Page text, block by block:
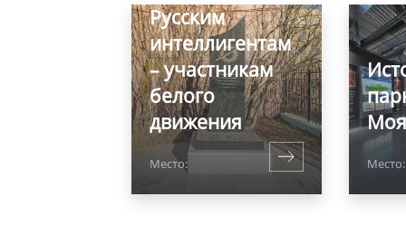
Русским
интеллигентам
– участникам
белого
движения
Место:
Моя